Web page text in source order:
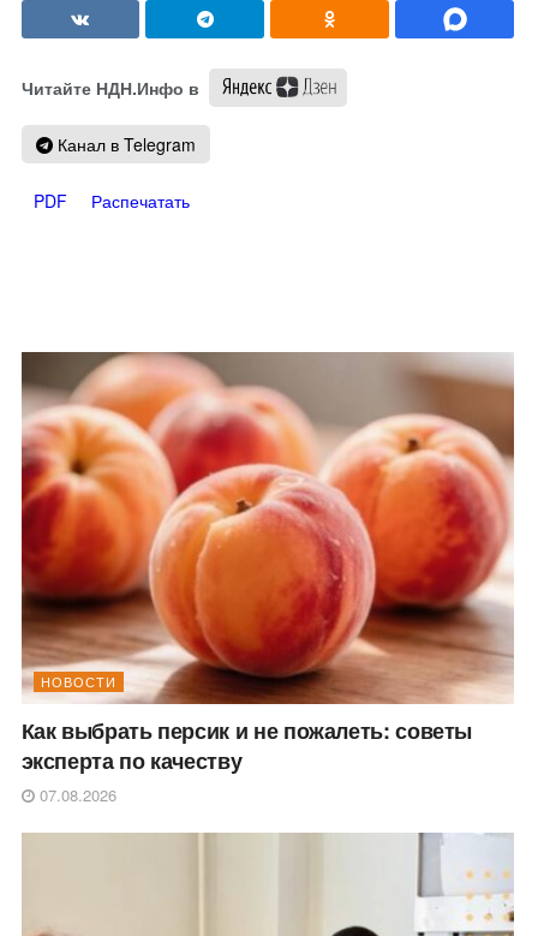
Читайте НДН.Инфо в
Канал в Telegram
PDF Распечатать
НОВОСТИ
Как выбрать персик и не пожалеть: советы
эксперта по качеству
07.08.2026